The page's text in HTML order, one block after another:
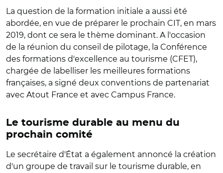
La question de la formation initiale a aussi été
abordée, en vue de préparer le prochain CIT, en mars
2019, dont ce sera le thème dominant. A l'occasion
de la réunion du conseil de pilotage, la Conférence
des formations d'excellence au tourisme (CFET),
chargée de labelliser les meilleures formations
françaises, a signé deux conventions de partenariat
avec Atout France et avec Campus France.
Le tourisme durable au menu du
prochain comité
Le secrétaire d'État a également annoncé la création
d'un groupe de travail sur le tourisme durable, en